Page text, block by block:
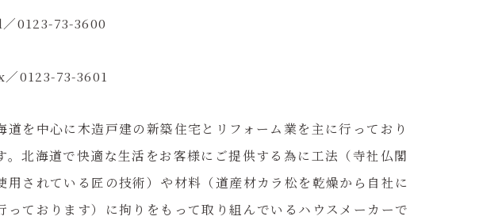
0123-73-3600
／0123-73-3601
道を中心に木造戸建の新築住宅とリフォーム業を主に行っており
。北海道で快適な生活をお客様にご提供する為に工法（寺社仏閣
用されている匠の技術）や材料（道産材カラ松を乾燥から自社に
っております）に拘りをもって取り組んでいるハウスメーカーで